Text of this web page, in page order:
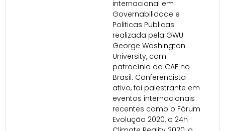
internacional em
Governabilidade e
Politicas Publicas
realizada pela GWU
George Washington
University, com
patrocínio da CAF no
Brasil. Conferencista
ativo, foi palestrante em
eventos internacionais
recentes como o Fórum
Evolução 2020, o 24h